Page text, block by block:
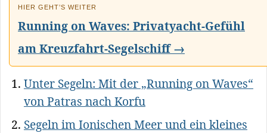
HIER GEHT’S WEITER
Running on Waves: Privatyacht-Gefühl
am Kreuzfahrt-Segelschiff →
Unter Segeln: Mit der „Running on Waves“
von Patras nach Korfu
Segeln im Ionischen Meer und ein kleines